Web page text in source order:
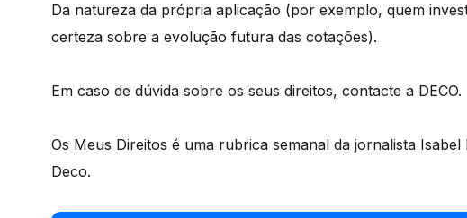
Da natureza da própria aplicação (por exemplo, quem
certeza sobre a evolução futura das cotações).
Em caso de dúvida sobre os seus direitos, contacte a DECO.
Os Meus Direitos é uma rubrica semanal da jornalista
Deco.